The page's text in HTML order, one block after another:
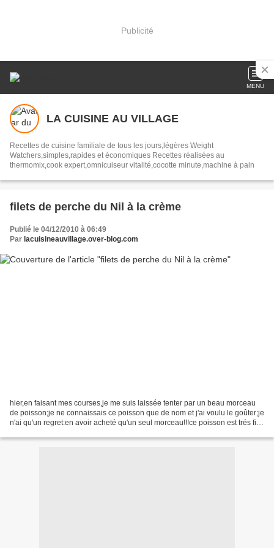
Publicité
MENU
LA CUISINE AU VILLAGE
Recettes de cuisine familiale de tous les jours,légères Weight
Watchers,simples,rapides et économiques Recettes réalisées au
thermomix,cook expert,omnicuiseur vitalité,cocotte minute,machine à pain
filets de perche du Nil à la crème
Publié le 04/12/2010 à 06:49
Par lacuisineauvillage.over-blog.com
hier,en faisant mes courses,je me suis laissée tenter par un beau morceau
de poisson;je ne connaissais ce poisson que de nom et j'ai voulu le goûter;je
n'ai qu'un regret:en avoir acheté qu'un seul morceau!!!ce poisson est trés fin